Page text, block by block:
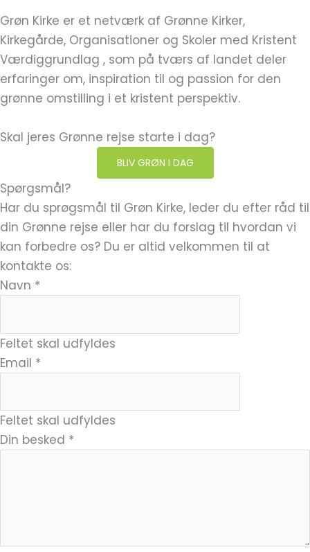
Grøn Kirke er et netværk af Grønne Kirker,
Kirkegårde, Organisationer og Skoler med Kristent
Værdiggrundlag , som på tværs af landet deler
erfaringer om, inspiration til og passion for den
grønne omstilling i et kristent perspektiv.
Skal jeres Grønne rejse starte i dag?
BLIV GRØN I DAG
Spørgsmål?
Har du sprøgsmål til Grøn Kirke, leder du efter råd til
din Grønne rejse eller har du forslag til hvordan vi
kan forbedre os? Du er altid velkommen til at
kontakte os:
Navn *
Feltet skal udfyldes
Email *
Feltet skal udfyldes
Din besked *